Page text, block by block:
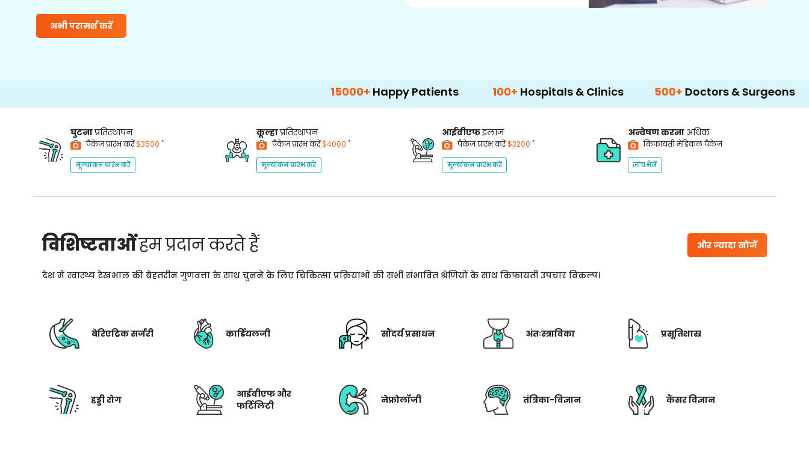
अभी परामर्श करें
Happy Patients 100+ Hospitals & Clinics 500+ Doctors & Surgeons 14+
घुटनाप्रतिस्थापन
पैकेज प्रारंभ करें$3500 *
मूल्यांकन प्रारंभ करें
कूल्हाप्रतिस्थापन
पैकेज प्रारंभ करें$4000 *
मूल्यांकन प्रारंभ करें
आईवीएफइलाज
पैकेज प्रारंभ करें$3200 *
मूल्यांकन प्रारंभ करें
अन्वेषण करना अधिक
किफायती मेडिकल पैकेज
जांच भेजें
विशिष्टताओंहम प्रदान करते हैं और ज्यादा खोजें
देश में स्वास्थ्य देखभाल की बेहतरीन गुणवत्ता के साथ चुनने के लिए चिकित्सा प्रक्रियाओं की सभी संभावित श्रेणियों के साथ किफायती उपचार विकल्प।
बेरिएट्रिक सर्जरी कार्डियलजी सौंदर्य प्रसाधन अंतःस्त्राविका प्रसूतिशास्र
हड्डी रोग
आईवीएफ और
फर्टिलिटी
नेफ्रोलॉजी तंत्रिका-विज्ञान कैंसर विज्ञान